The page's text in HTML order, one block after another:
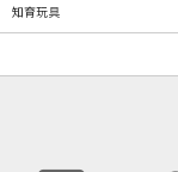
知育玩具